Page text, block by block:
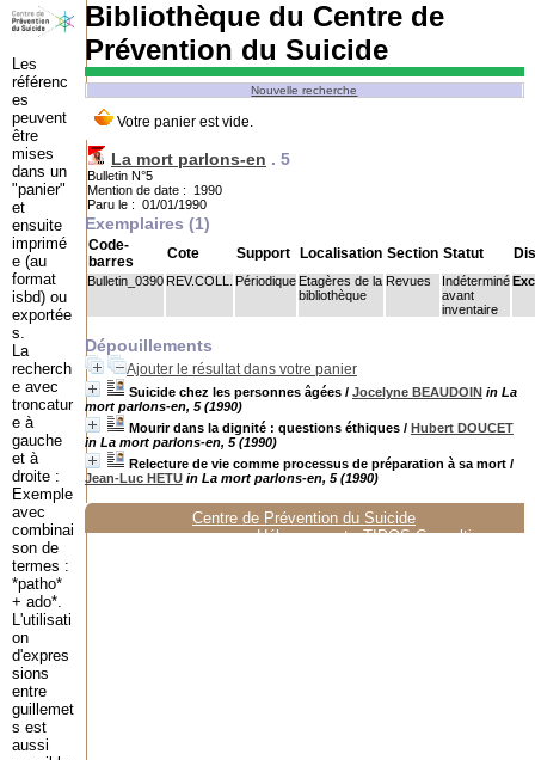
Bibliothèque du Centre de
Prévention du Suicide
Nouvelle recherche
La mort parlons-en . 5
Bulletin N°5
Mention de date : 1990
Paru le : 01/01/1990
Exemplaires (1)
Code-
barres
Cote Support Localisation Section Statut
Bulletin_0390 REV.COLL. Périodique Etagères de la
bibliothèque
Revues
Indéterminé
avant
inventaire
Dépouillements
Ajouter le résultat dans votre panier
Suicide chez les personnes âgées/ Jocelyne BEAUDOIN in La
mort parlons-en, 5 (1990)
Mourir dans la dignité : questions éthiques/ Hubert DOUCET
in La mort parlons-en, 5 (1990)
Relecture de vie comme processus de préparation à sa mort/
Jean-Luc HETU in La mort parlons-en, 5 (1990)
Centre de Prévention du Suicide
Hébergement :TIPOS Consulting
Les
référenc
es
peuvent
être
mises
dans un
"panier"
et
ensuite
imprimé
e (au
format
isbd) ou
exportée
s.
La
recherch
e avec
troncatur
e à
gauche
et à
droite :
Exemple
avec
combinai
son de
termes :
*patho*
+ ado*.
L'utilisati
on
d'expres
sions
entre
guillemet
s est
aussi